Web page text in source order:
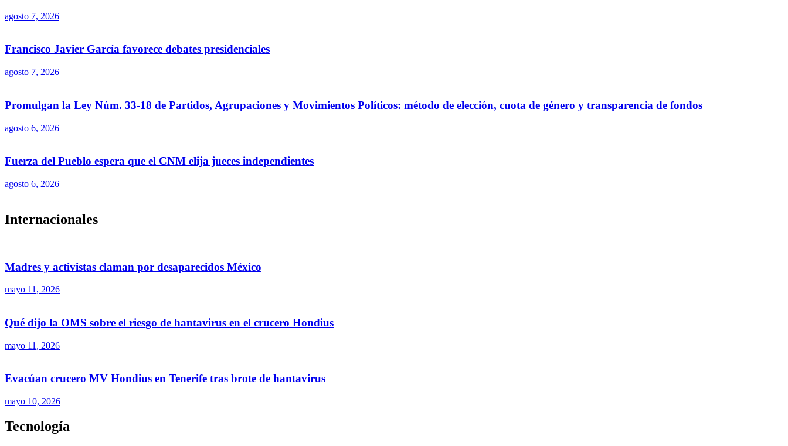
agosto 7, 2026
Francisco Javier García favorece debates presidenciales
agosto 7, 2026
Promulgan la Ley Núm. 33-18 de Partidos, Agrupaciones y Movimientos Políticos: método de elección, cuota de género y transparencia de fondos
agosto 6, 2026
Fuerza del Pueblo espera que el CNM elija jueces independientes
agosto 6, 2026
Internacionales
Madres y activistas claman por desaparecidos México
mayo 11, 2026
Qué dijo la OMS sobre el riesgo de hantavirus en el crucero Hondius
mayo 11, 2026
Evacúan crucero MV Hondius en Tenerife tras brote de hantavirus
mayo 10, 2026
Tecnología